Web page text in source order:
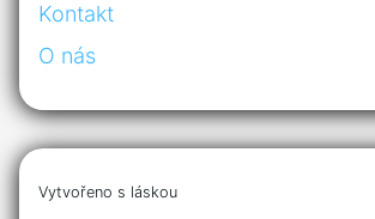
Kontakt
O nás
Vytvořeno s láskou